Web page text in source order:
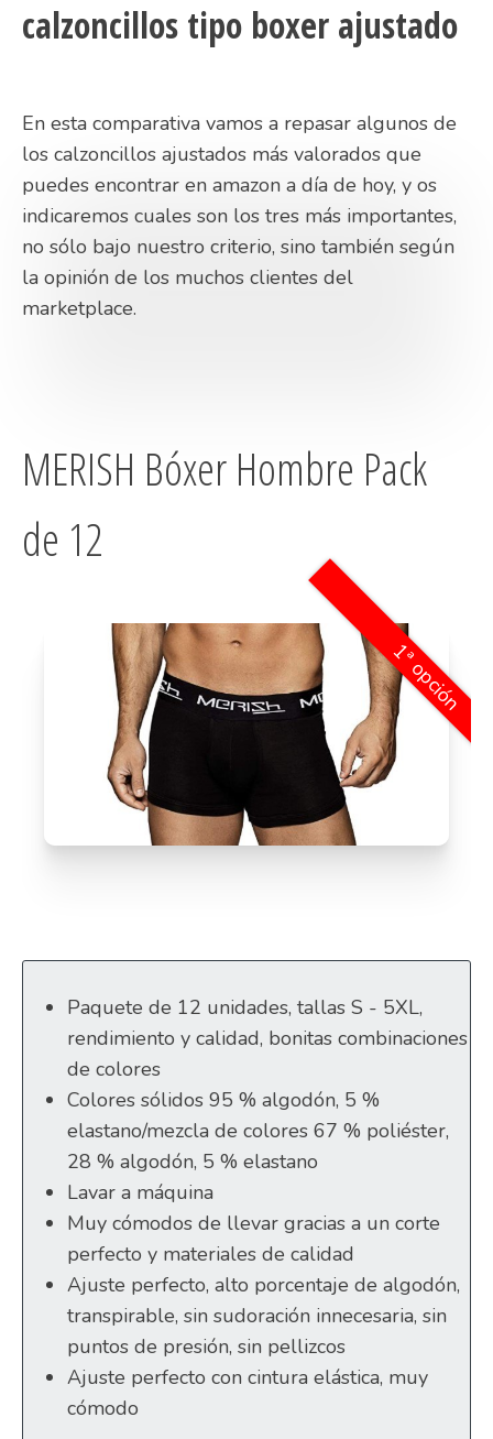
calzoncillos tipo boxer ajustado
En esta comparativa vamos a repasar algunos de
los calzoncillos ajustados más valorados que
puedes encontrar en amazon a día de hoy, y os
indicaremos cuales son los tres más importantes,
no sólo bajo nuestro criterio, sino también según
la opinión de los muchos clientes del
marketplace.
1ª opción
MERISH Bóxer Hombre Pack
de 12
Paquete de 12 unidades, tallas S - 5XL,
rendimiento y calidad, bonitas combinaciones
de colores
Colores sólidos 95 % algodón, 5 %
elastano/mezcla de colores 67 % poliéster,
28 % algodón, 5 % elastano
Lavar a máquina
Muy cómodos de llevar gracias a un corte
perfecto y materiales de calidad
Ajuste perfecto, alto porcentaje de algodón,
transpirable, sin sudoración innecesaria, sin
puntos de presión, sin pellizcos
Ajuste perfecto con cintura elástica, muy
cómodo